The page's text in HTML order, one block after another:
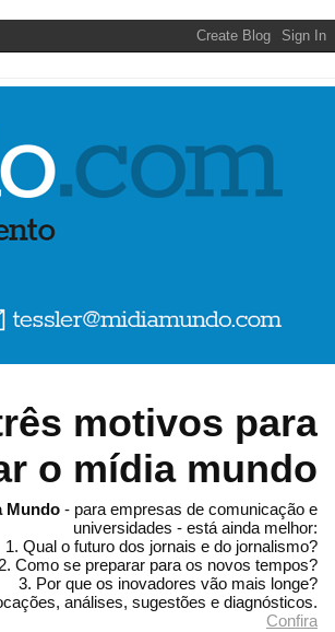
motivos para
o mídia mundo
Mundo - para empresas de comunicação e
universidades - está ainda melhor:
1. Qual o futuro dos jornais e do jornalismo?
2. Como se preparar para os novos tempos?
3. Por que os inovadores vão mais longe?
análises, sugestões e diagnósticos.
Confira